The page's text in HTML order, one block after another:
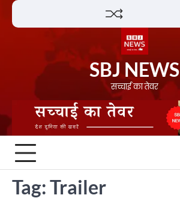
Skip
SBJ NEWS
सच्चाई का तेवर
Tag:Trailer